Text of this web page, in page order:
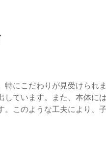
特にこだわりが見受けられ
しています。また、本体に
。このような工夫により、